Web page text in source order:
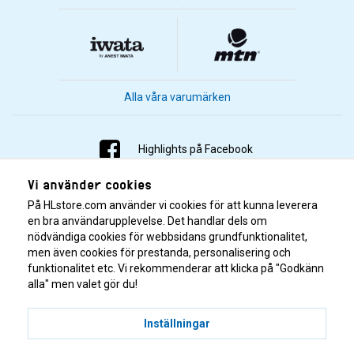
Alla våra varumärken
Highlights på Facebook
Highlights på Instagram
Highlights på Youtube
Highlights på Tiktok
Vi använder cookies
På HLstore.com använder vi cookies för att kunna leverera
en bra användarupplevelse. Det handlar dels om
nödvändiga cookies för webbsidans grundfunktionalitet,
men även cookies för prestanda, personalisering och
funktionalitet etc. Vi rekommenderar att klicka på "Godkänn
alla" men valet gör du!
Inställningar